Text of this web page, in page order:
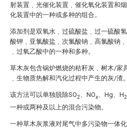
射装置﹑光催化装置﹑催化氧化装置和
化装置中的一种或多种的组合。
添加剂是双氧水﹑过硫酸盐﹑过一硫酸
酸钾﹑亚氯酸盐﹑次氯酸钠﹑高氯酸钠
﹑过氧乙酸中的一种和多种。
草木灰包含锅炉燃烧的秸秆灰﹑树木/家
﹑生物质热解和汽化过程中产生的灰/渣。
该方法可以单独脱除SO2、NOx、Hg、H2
一种或两种及以上的混合污染物。
一种草木灰浆液对尾气中多污染物一体